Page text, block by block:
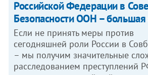
Российской Федерации в
Безопасности ООН –
Если не принять меры против
сегодняшней роли России в
– мы получим значительные
расследованием преступлений